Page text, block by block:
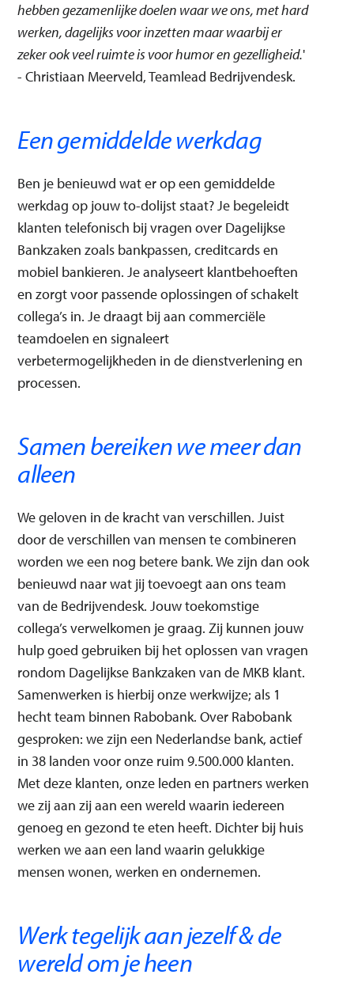
hebben gezamenlijke doelen waar we ons, met hard
werken, dagelijks voor inzetten maar waarbij er
zeker ook veel ruimte is voor humor en gezelligheid.'
- Christiaan Meerveld, Teamlead Bedrijvendesk.
Een gemiddelde werkdag
Ben je benieuwd wat er op een gemiddelde
werkdag op jouw to-dolijst staat? Je begeleidt
klanten telefonisch bij vragen over Dagelijkse
Bankzaken zoals bankpassen, creditcards en
mobiel bankieren. Je analyseert klantbehoeften
en zorgt voor passende oplossingen of schakelt
collega’s in. Je draagt bij aan commerciële
teamdoelen en signaleert
verbetermogelijkheden in de dienstverlening en
processen.
Samen bereiken we meer dan
alleen
We geloven in de kracht van verschillen. Juist
door de verschillen van mensen te combineren
worden we een nog betere bank. We zijn dan ook
benieuwd naar wat jij toevoegt aan ons team
van de Bedrijvendesk. Jouw toekomstige
collega’s verwelkomen je graag. Zij kunnen jouw
hulp goed gebruiken bij het oplossen van vragen
rondom Dagelijkse Bankzaken van de MKB klant.
Samenwerken is hierbij onze werkwijze; als 1
hecht team binnen Rabobank. Over Rabobank
gesproken: we zijn een Nederlandse bank, actief
in 38 landen voor onze ruim 9.500.000 klanten.
Met deze klanten, onze leden en partners werken
we zij aan zij aan een wereld waarin iedereen
genoeg en gezond te eten heeft. Dichter bij huis
werken we aan een land waarin gelukkige
mensen wonen, werken en ondernemen.
Werk tegelijk aan jezelf & de
wereld om je heen